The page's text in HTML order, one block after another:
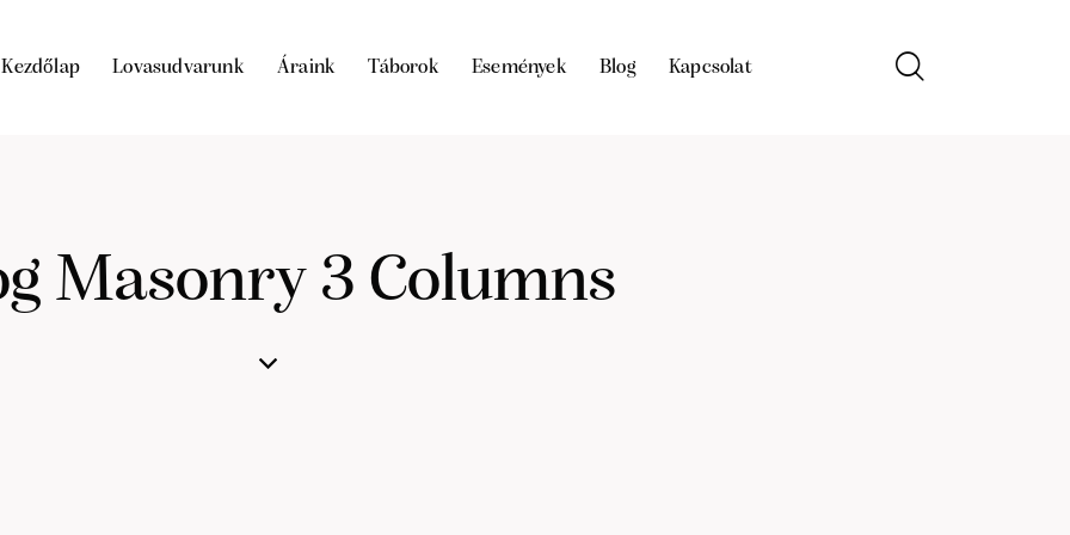
Kezdőlap Lovasudvarunk Áraink Táborok Események Blog Kapcsolat
Masonry 3 Columns